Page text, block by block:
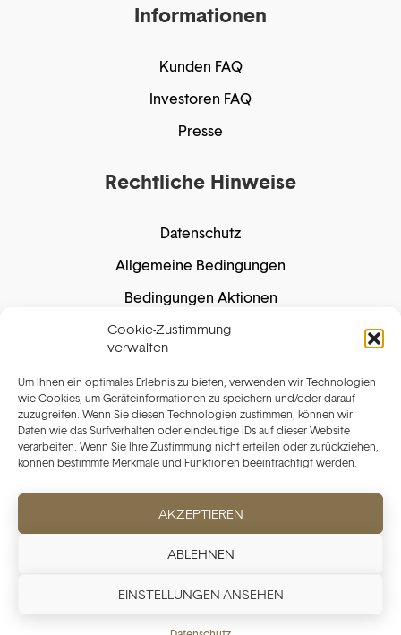
Cookie-Zustimmung
verwalten
Um Ihnen ein optimales Erlebnis zu bieten, verwenden wir Technologien
wie Cookies, um Geräteinformationen zu speichern und/oder darauf
zuzugreifen. Wenn Sie diesen Technologien zustimmen, können wir
Daten wie das Surfverhalten oder eindeutige IDs auf dieser Website
verarbeiten. Wenn Sie Ihre Zustimmung nicht erteilen oder zurückziehen,
können bestimmte Merkmale und Funktionen beeinträchtigt werden.
AKZEPTIEREN
ABLEHNEN
EINSTELLUNGEN ANSEHEN
Informationen
Kunden FAQ
Investoren FAQ
Presse
Rechtliche Hinweise
Datenschutz
Allgemeine Bedingungen
Bedingungen Aktionen
Cookie-Richtlinie
Sichere Einkäufe
Kartendaten nicht.